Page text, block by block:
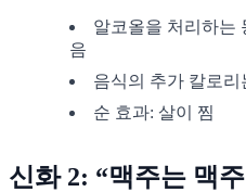
알코올을 처리하는
음
음식의 추가 칼로리
순 효과: 살이 찜
신화 2: “맥주는 맥